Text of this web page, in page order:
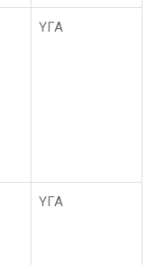
ҮГА
ҮГА